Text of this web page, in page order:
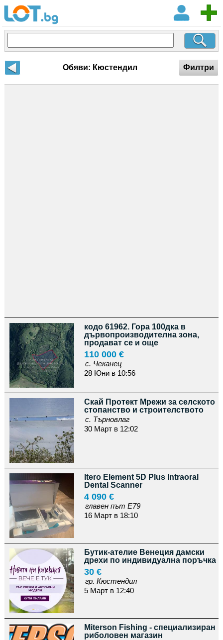
Обяви: Кюстендил Филтри
кодо 61962. Гора 100дка в
дървопроизводителна зона,
продават се и още
110 000 €
с. Чеканец
28 Юни в 10:56
Скай Протект Мрежи за селското
стопанство и строителството
с. Търновлаг
30 Март в 12:02
Itero Element 5D Plus Intraoral
Dental Scanner
4 090 €
главен път Е79
16 Март в 18:10
Бутик-ателие Венеция дамски
дрехи по индивидуална поръчка
30 €
гр. Кюстендил
5 Март в 12:40
Miterson Fishing - специализиран
риболовен магазин